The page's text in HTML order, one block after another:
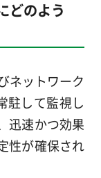
どのよう
ネットワーク
駐して監視し
迅速かつ効果
性が確保され